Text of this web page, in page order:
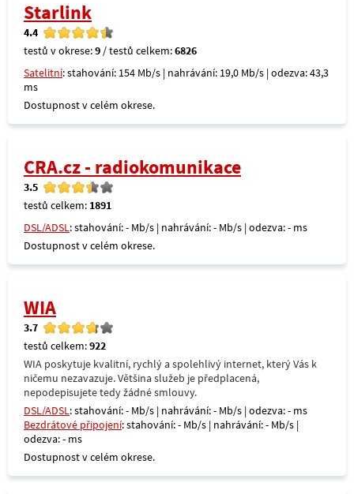
Starlink
4.4
testů v okrese:9 / testů celkem:6826
Satelitní: stahování: 154 Mb/s | nahrávání: 19,0 Mb/s | odezva: 43,3
ms
Dostupnost v celém okrese.
CRA.cz - radiokomunikace
3.5
testů celkem: 1891
DSL/ADSL: stahování: - Mb/s | nahrávání: - Mb/s | odezva: - ms
Dostupnost v celém okrese.
WIA
3.7
testů celkem:922
WIA poskytuje kvalitní, rychlý a spolehlivý internet, který Vás k
ničemu nezavazuje. Většina služeb je předplacená,
nepodepisujete tedy žádné smlouvy.
DSL/ADSL: stahování: - Mb/s | nahrávání: - Mb/s | odezva: - ms
Bezdrátové připojení: stahování: - Mb/s | nahrávání: - Mb/s |
odezva: - ms
Dostupnost v celém okrese.